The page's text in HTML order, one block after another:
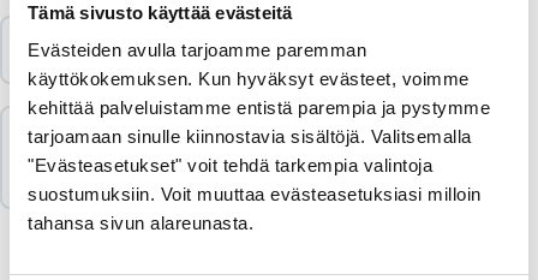
Tämä sivusto käyttää evästeitä
Evästeiden avulla tarjoamme paremman
käyttökokemuksen. Kun hyväksyt evästeet, voimme
kehittää palveluistamme entistä parempia ja pystymme
tarjoamaan sinulle kiinnostavia sisältöjä. Valitsemalla
"Evästeasetukset" voit tehdä tarkempia valintoja
suostumuksiin. Voit muuttaa evästeasetuksiasi milloin
tahansa sivun alareunasta.
Jakson sisältö
0/4 luennoista
Eurooppalainen
kestävyysraportointiympäristö
Palautekysely 5.2.2025
Merkitse koulutus suoritetuksi & lataa
todistus